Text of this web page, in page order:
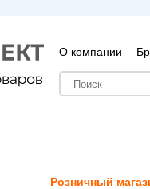
О компании
Розничный